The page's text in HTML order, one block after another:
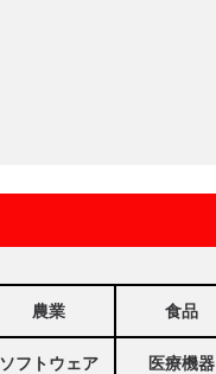
農業 食品
ソフトウェア 医療機器